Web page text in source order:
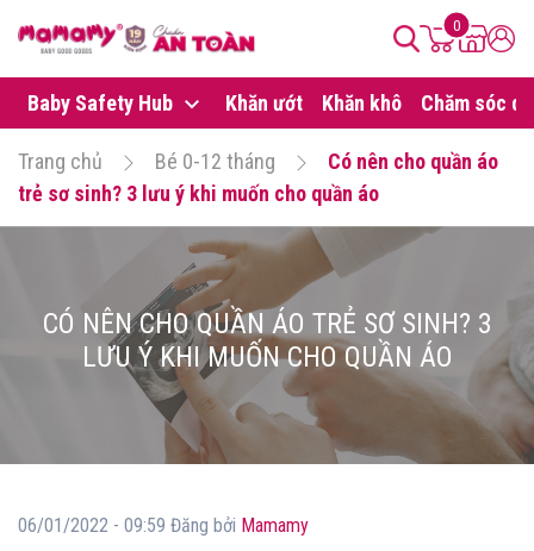
0
Baby Safety Hub Khăn ướt Khăn khô Chăm sóc da
Trang chủ Bé 0-12 tháng
Có nên cho quần áo
trẻ sơ sinh? 3 lưu ý khi muốn cho quần áo
CÓ NÊN CHO QUẦN ÁO TRẺ SƠ SINH? 3
LƯU Ý KHI MUỐN CHO QUẦN ÁO
06/01/2022 - 09:59 Đăng bởi Mamamy